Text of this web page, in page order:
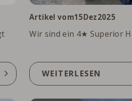
Wir sind ein 4★ Superior
WEITERLESEN
Artikel vom15Dez.2025